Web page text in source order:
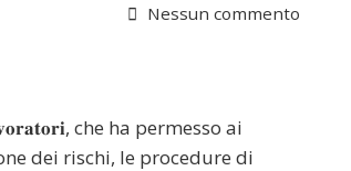
Nessun commento
che ha permesso ai
dei rischi, le procedure di